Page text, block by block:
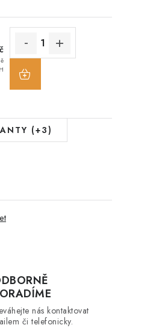
(+3)
nás kontaktovat
či telefonicky.